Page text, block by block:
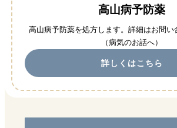
高山病予防薬
高山病予防薬を処方します。詳細はお問い
（病気のお話へ）
詳しくはこちら